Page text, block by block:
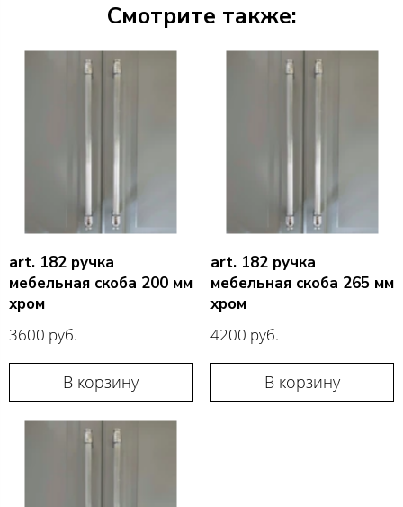
Смотрите также:
art. 182 ручка
мебельная скоба 200 мм
хром
3600 руб.
В корзину
art. 182 ручка
мебельная скоба 265 мм
хром
4200 руб.
В корзину